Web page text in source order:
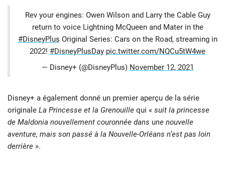
Rev your engines: Owen Wilson and Larry the Cable Guy
return to voice Lightning McQueen and Mater in the
#DisneyPlus Original Series: Cars on the Road, streaming in
2022! #DisneyPlusDay pic.twitter.com/NQCu5tW4we
— Disney+ (@DisneyPlus) November 12, 2021
Disney+ a également donné un premier aperçu de la série
originale La Princesse et la Grenouille qui « suit la princesse
de Maldonia nouvellement couronnée dans une nouvelle
aventure, mais son passé à la Nouvelle-Orléans n’est pas loin
derrière ».